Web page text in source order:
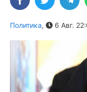
Политика, 6 Авг.